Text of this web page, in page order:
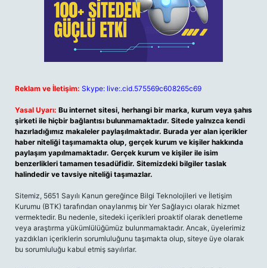
Reklam ve İletişim: Skype: live:.cid.575569c608265c69
Yasal Uyarı: Bu internet sitesi, herhangi bir marka, kurum veya şahıs
şirketi ile hiçbir bağlantısı bulunmamaktadır. Sitede yalnızca kendi
hazırladığımız makaleler paylaşılmaktadır. Burada yer alan içerikler
haber niteliği taşımamakta olup, gerçek kurum ve kişiler hakkında
paylaşım yapılmamaktadır. Gerçek kurum ve kişiler ile isim
benzerlikleri tamamen tesadüfidir. Sitemizdeki bilgiler taslak
halindedir ve tavsiye niteliği taşımazlar.
Sitemiz, 5651 Sayılı Kanun gereğince Bilgi Teknolojileri ve İletişim
Kurumu (BTK) tarafından onaylanmış bir Yer Sağlayıcı olarak hizmet
vermektedir. Bu nedenle, sitedeki içerikleri proaktif olarak denetleme
veya araştırma yükümlülüğümüz bulunmamaktadır. Ancak, üyelerimiz
yazdıkları içeriklerin sorumluluğunu taşımakta olup, siteye üye olarak
bu sorumluluğu kabul etmiş sayılırlar.